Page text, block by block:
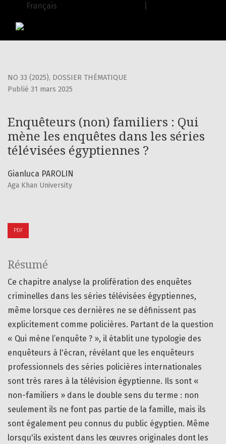
Enquêteurs (non) familiers : Qui mène les enquêtes dans
Français
NO 33 (2025), DOSSIER THÉMATIQUE
Enquêteurs (non) familiers : Qui
mène les enquêtes dans les séries
télévisées égyptiennes ?
Publié 31 mars 2025
Gianluca PAROLIN
Aga Khan University
PDF
Résumé
Ce chapitre analyse la prolifération des enquêtes
criminelles dans les séries télévisées égyptiennes,
même lorsque ces dernières ne se définissent pas
explicitement comme policières. Partant de la question
« Qui mène l’enquête ? », il établit une typologie des
enquêteurs à l'écran, révélant que les enquêteurs
professionnels des séries policières internationales
sont très rares à la télévision égyptienne. Ils sont «
non-familiers » dans le double sens du terme : non
seulement ils ne font pas partie de la famille, mais ils
sont également peu connus du public égyptien. Même
lorsqu'ils existent dans les œuvres originales dont les